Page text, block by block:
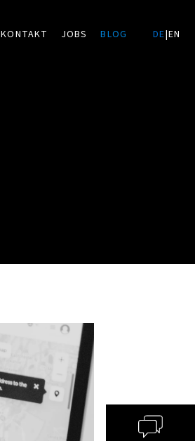
KONTAKT JOBS BLOG DE|EN